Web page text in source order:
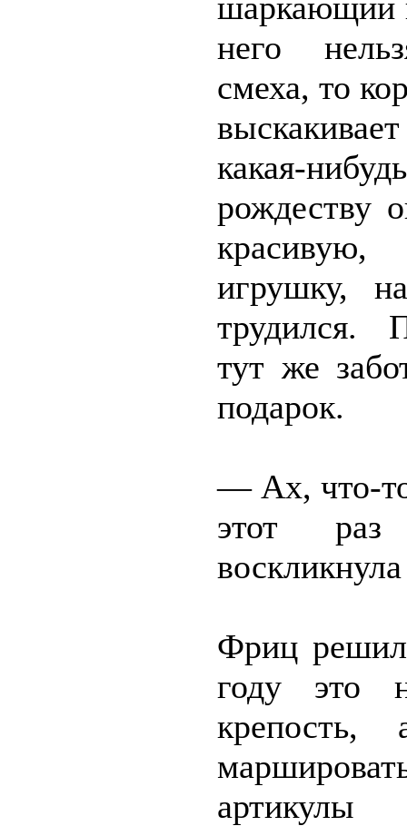
него
смеха, то
какая-
рождеству
игрушку,
трудился.
тут же
подарок.
— Ах, что-
этот
Фриц
году это
артикулы